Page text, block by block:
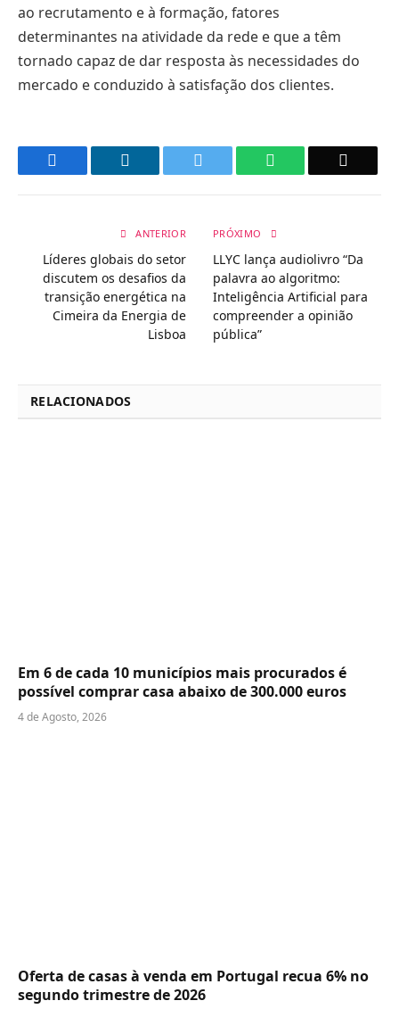
ao recrutamento e à formação, fatores
determinantes na atividade da rede e que a têm
tornado capaz de dar resposta às necessidades do
mercado e conduzido à satisfação dos clientes.
WhatsApp
ANTERIOR
Líderes globais do setor
discutem os desafios da
transição energética na
Cimeira da Energia de
Lisboa
PRÓXIMO
LLYC lança audiolivro “Da
palavra ao algoritmo:
Inteligência Artificial para
compreender a opinião
pública”
RELACIONADOS
Em 6 de cada 10 municípios mais procurados é
possível comprar casa abaixo de 300.000 euros
4 de Agosto, 2026
Oferta de casas à venda em Portugal recua 6% no
segundo trimestre de 2026